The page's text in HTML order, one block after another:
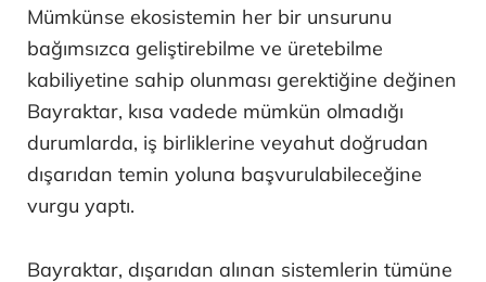
Mümkünse ekosistemin her bir unsurunu
bağımsızca geliştirebilme ve üretebilme
kabiliyetine sahip olunması gerektiğine değinen
Bayraktar, kısa vadede mümkün olmadığı
durumlarda, iş birliklerine veyahut doğrudan
dışarıdan temin yoluna başvurulabileceğine
vurgu yaptı.
Bayraktar, dışarıdan alınan sistemlerin tümüne